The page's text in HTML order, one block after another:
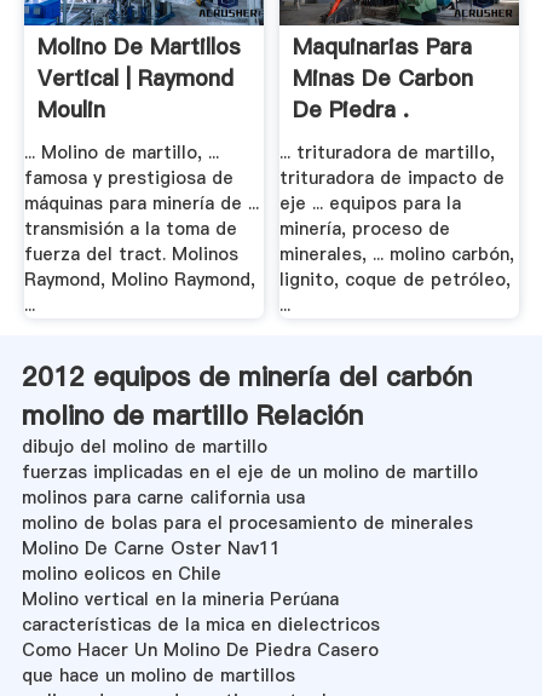
Molino De Martillos
Vertical | Raymond
Moulin
... Molino de martillo, ...
famosa y prestigiosa de
máquinas para minería de ...
transmisión a la toma de
fuerza del tract. Molinos
Raymond, Molino Raymond,
...
Maquinarias Para
Minas De Carbon
De Piedra .
... trituradora de martillo,
trituradora de impacto de
eje ... equipos para la
minería, proceso de
minerales, ... molino carbón,
lignito, coque de petróleo,
...
2012 equipos de minería del carbón
molino de martillo Relación
dibujo del molino de martillo
fuerzas implicadas en el eje de un molino de martillo
molinos para carne california usa
molino de bolas para el procesamiento de minerales
Molino De Carne Oster Nav11
molino eolicos en Chile
Molino vertical en la mineria Perúana
características de la mica en dielectricos
Como Hacer Un Molino De Piedra Casero
que hace un molino de martillos